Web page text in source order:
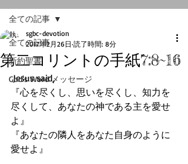
全ての記事
新約聖書
God's Word メッセージ
全ての記事
第二コリントの手紙7:8~16
sgbc-devotion
2017年2月26日 読了時間: 8分
Jesus said,
『心を尽くし、思いを尽くし、知力を
尽くして、あなたの神である主を愛せ
よ』
『あなたの隣人をあなた自身のように
愛せよ』